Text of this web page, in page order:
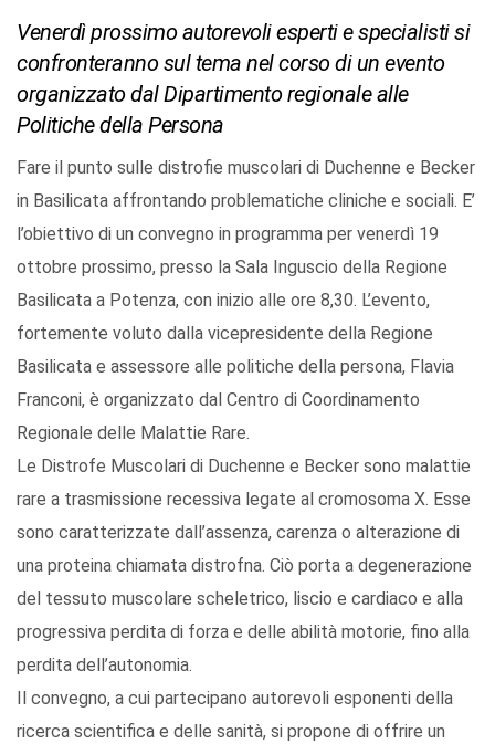
Venerdì prossimo autorevoli esperti e specialisti si
confronteranno sul tema nel corso di un evento
organizzato dal Dipartimento regionale alle
Politiche della Persona
Fare il punto sulle distrofie muscolari di Duchenne e Becker
in Basilicata affrontando problematiche cliniche e sociali. E’
l’obiettivo di un convegno in programma per venerdì 19
ottobre prossimo, presso la Sala Inguscio della Regione
Basilicata a Potenza, con inizio alle ore 8,30. L’evento,
fortemente voluto dalla vicepresidente della Regione
Basilicata e assessore alle politiche della persona, Flavia
Franconi, è organizzato dal Centro di Coordinamento
Regionale delle Malattie Rare.
Le Distrofe Muscolari di Duchenne e Becker sono malattie
rare a trasmissione recessiva legate al cromosoma X. Esse
sono caratterizzate dall’assenza, carenza o alterazione di
una proteina chiamata distrofna. Ciò porta a degenerazione
del tessuto muscolare scheletrico, liscio e cardiaco e alla
progressiva perdita di forza e delle abilità motorie, fino alla
perdita dell’autonomia.
Il convegno, a cui partecipano autorevoli esponenti della
ricerca scientifica e delle sanità, si propone di offrire un